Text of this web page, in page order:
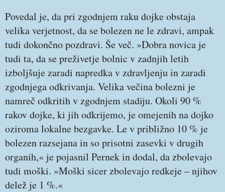
Povedal je, da pri zgodnjem raku dojke obstaja
velika verjetnost, da se bolezen ne le zdravi, ampak
tudi dokončno pozdravi. Še več. »Dobra novica je
tudi ta, da se preživetje bolnic v zadnjih letih
izboljšuje zaradi napredka v zdravljenju in zaradi
zgodnjega odkrivanja. Velika večina bolezni je
namreč odkritih v zgodnjem stadiju. Okoli 90 %
rakov dojke, ki jih odkrijemo, je omejenih na dojko
oziroma lokalne bezgavke. Le v približno 10 % je
bolezen razsejana in so prisotni zasevki v drugih
organih,« je pojasnil Pernek in dodal, da zbolevajo
tudi moški. »Moški sicer zbolevajo redkeje – njihov
delež je 1 %.«